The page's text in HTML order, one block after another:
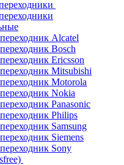
Alcatel
Bosch
Ericsson
Mitsubishi
Motorola
Nokia
Panasonic
Philips
Samsung
Siemens
Sony